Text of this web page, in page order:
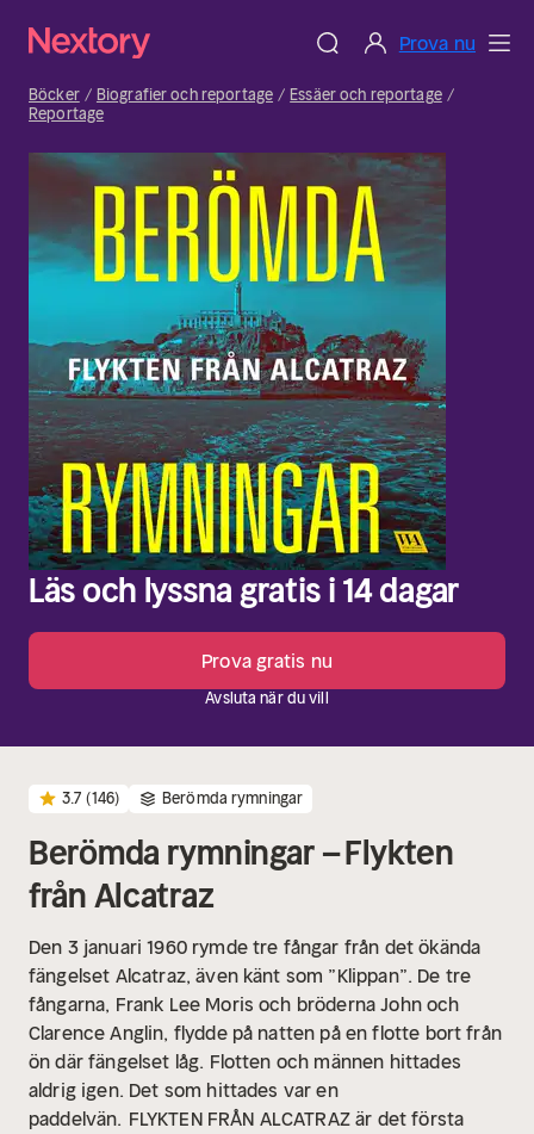
Prova nu
Böcker Biografier och reportage
Essäer och reportage
Reportage
Läs och lyssna gratis i 14 dagar
Prova gratis nu
Avsluta när du vill
3.7 (146) Berömda rymningar
Berömda rymningar – Flykten
från Alcatraz
Den 3 januari 1960 rymde tre fångar från det ökända
fängelset Alcatraz, även känt som ”Klippan”. De tre
fångarna, Frank Lee Moris och bröderna John och
Clarence Anglin, flydde på natten på en flotte bort från
ön där fängelset låg. Flotten och männen hittades
aldrig igen. Det som hittades var en
paddelvän. FLYKTEN FRÅN ALCATRAZ är det första